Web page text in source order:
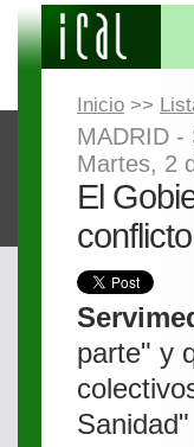
Inicio >>
MADRID -
Martes, 2
El
parte" y
Sanidad"